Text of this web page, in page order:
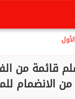
قائمة من
من الانضمام